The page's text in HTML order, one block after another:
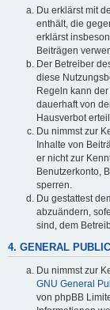
Du erklärst mit
enthält, die
erklärst
Beiträgen
Der Betreiber
diese
Regeln kann
dauerhaft von
Hausverbot
Du nimmst zur
Inhalte von
er nicht zur
Benutzerkonto,
sperren.
Du gestattest
abzuändern,
sind, dem
4. GENERAL
Du nimmst zur
GNU General
von phpBB